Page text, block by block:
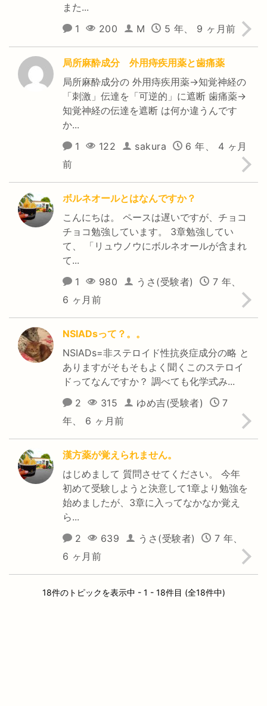
また...
1
200 M 5 年、 9 ヶ月前
局所麻酔成分 外用痔疾用薬と歯痛薬
局所麻酔成分の 外用痔疾用薬→知覚神経の
「刺激」伝達を「可逆的」に遮断 歯痛薬→
知覚神経の伝達を遮断 は何か違うんです
か...
1
122 sakura
6 年、 4 ヶ月
前
ボルネオールとはなんですか？
こんにちは。 ペースは遅いですが、チョコ
チョコ勉強しています。 3章勉強してい
て、 「リュウノウにボルネオールが含まれ
て...
1
980 うさ(受験者)
7 年、
6 ヶ月前
NSIADsって？。。
NSIADs=非ステロイド性抗炎症成分の略 と
ありますがそもそもよく聞くこのステロイ
ドってなんですか？ 調べても化学式み...
2
315 ゆめ吉(受験者)
7
年、 6 ヶ月前
漢方薬が覚えられません。
はじめまして 質問させてください。 今年
初めて受験しようと決意して1章より勉強を
始めましたが、3章に入ってなかなか覚え
ら...
2
639 うさ(受験者)
7 年、
6 ヶ月前
18件のトピックを表示中 - 1 - 18件目 (全18件中)